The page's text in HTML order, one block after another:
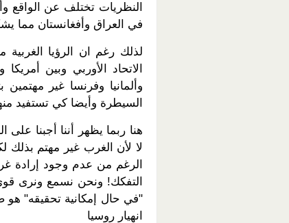
النظريات تختلف عن الواقع
في العراق وأفغانستان مما
لذلك رغم ان الرؤيا الغربية
الاتحاد الأوربي وبين
وألمانيا وفرنسا غير
السيطرة وأيضا كي تستفيد
هنا ربما يظهر أننا أجبنا
لا لأن الغرب غير مهتم بذلك
الرغم من عدم وجود إرادة
التفكك! ونحن نسمع ونرى
"في حال إمكانية تحقيقه" هو
انهيار روسيا